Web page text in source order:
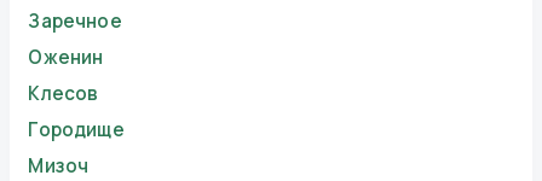
Заречное
Оженин
Клесов
Городище
Мизоч